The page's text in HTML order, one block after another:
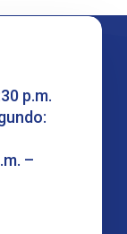
p.m.
–